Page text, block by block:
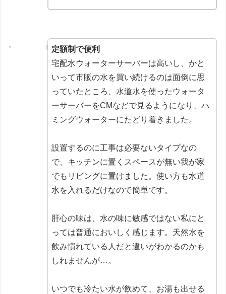
定額制で便利
宅配水ウォーターサーバーは高いし、かと
いって市販の水を買い続けるのは面倒に思
っていたところ、水道水を使ったウォータ
ーサーバーをCMなどで見るようになり、ハ
ミングウォーターにたどり着きました。
設置するのに工事は必要ないタイプなの
で、キッチンに置くスペースが無い我が家
でもリビングに置けました。使い方も水道
水を入れるだけなので簡単です。
肝心の味は、水の味に敏感ではない私にと
っては普通においしく感じます。天然水を
飲み慣れている人だと違いがわかるのかも
しれませんが…。
いつでも冷たい水が飲めて、お湯も出せる